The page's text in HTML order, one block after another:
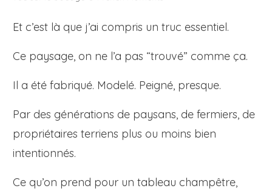
Et c’est là que j’ai compris un truc essentiel.
Ce paysage, on ne l’a pas “trouvé” comme ça.
Il a été fabriqué. Modelé. Peigné, presque.
Par des générations de paysans, de fermiers, de
propriétaires terriens plus ou moins bien
intentionnés.
Ce qu’on prend pour un tableau champêtre,